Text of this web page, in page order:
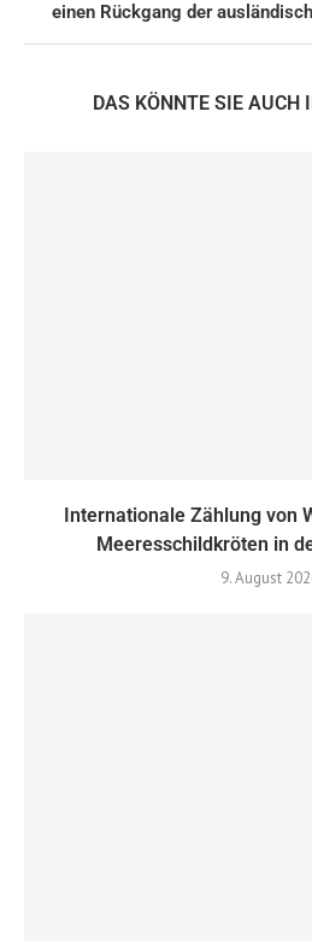
einen Rückgang der
DAS KÖNNTE SIE AUCH
Internationale Zählung von
Meeresschildkröten in
9. August